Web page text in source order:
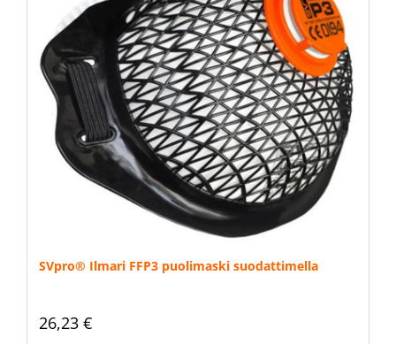
SVpro® Ilmari FFP3 puolimaski suodattimella
26,23 €